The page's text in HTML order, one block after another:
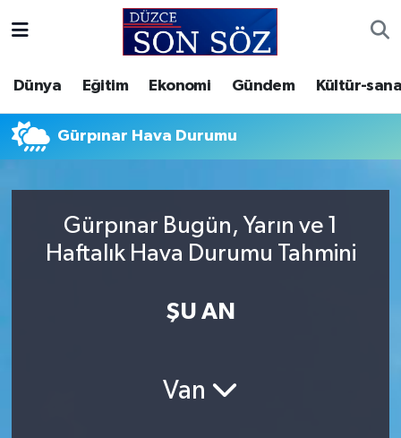
Dünya Eğitim Ekonomi Gündem Kültür-
Gürpınar Hava Durumu
Gürpınar Bugün, Yarın ve 1
Haftalık Hava Durumu Tahmini
ŞU AN
Van
Gizlilik Sözleşmesi
İletişim
Video Galeri
Akçakoca Hava Durumu
Akçakoca Trafik Yoğunluk Haritası
Tüm Manşetler